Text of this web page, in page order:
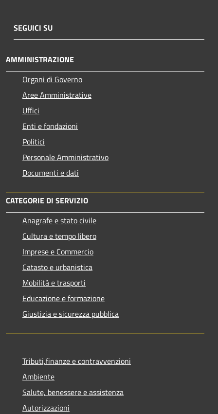
SEGUICI SU
AMMINISTRAZIONE
Organi di Governo
Aree Amministrative
Uffici
Enti e fondazioni
Politici
Personale Amministrativo
Documenti e dati
CATEGORIE DI SERVIZIO
Anagrafe e stato civile
Cultura e tempo libero
Imprese e Commercio
Catasto e urbanistica
Mobilità e trasporti
Educazione e formazione
Giustizia e sicurezza pubblica
Tributi,finanze e contravvenzioni
Ambiente
Salute, benessere e assistenza
Autorizzazioni